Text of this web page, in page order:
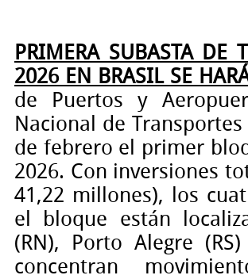
PRIMERA SUBASTA DE
2026 EN BRASIL SE
de Puertos y
Nacional de
de febrero el primer
2026. Con inversiones
41,22 millones), los
el bloque están
(RN), Porto Alegre
concentran